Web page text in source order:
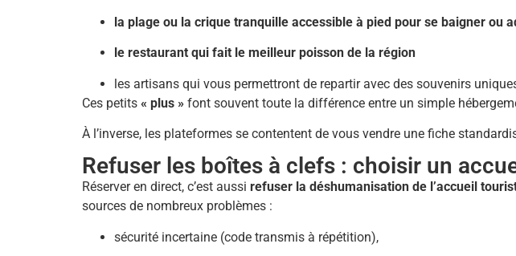
la plage ou la crique tranquille accessible à pied pour se baigner ou
le restaurant qui fait le meilleur poisson de la région
les artisans qui vous permettront de repartir avec des souvenirs
Ces petits « plus » font souvent toute la différence entre un simple
À l’inverse, les plateformes se contentent de vous vendre une fiche
Refuser les boîtes à clefs : choisir un
Réserver en direct, c’est aussi refuser la déshumanisation de l’accueil
sources de nombreux problèmes :
sécurité incertaine (code transmis à répétition),